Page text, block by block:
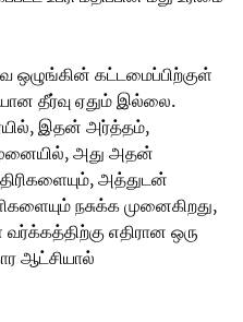
ஒழுங்கின் கட்டமைப்பிற்குள்
தீர்வு ஏதும் இல்லை.
இதன் அர்த்தம்,
அது அதன்
அத்துடன்
நசுக்க முனைகிறது,
எதிரான ஒரு
ஆட்சியால்